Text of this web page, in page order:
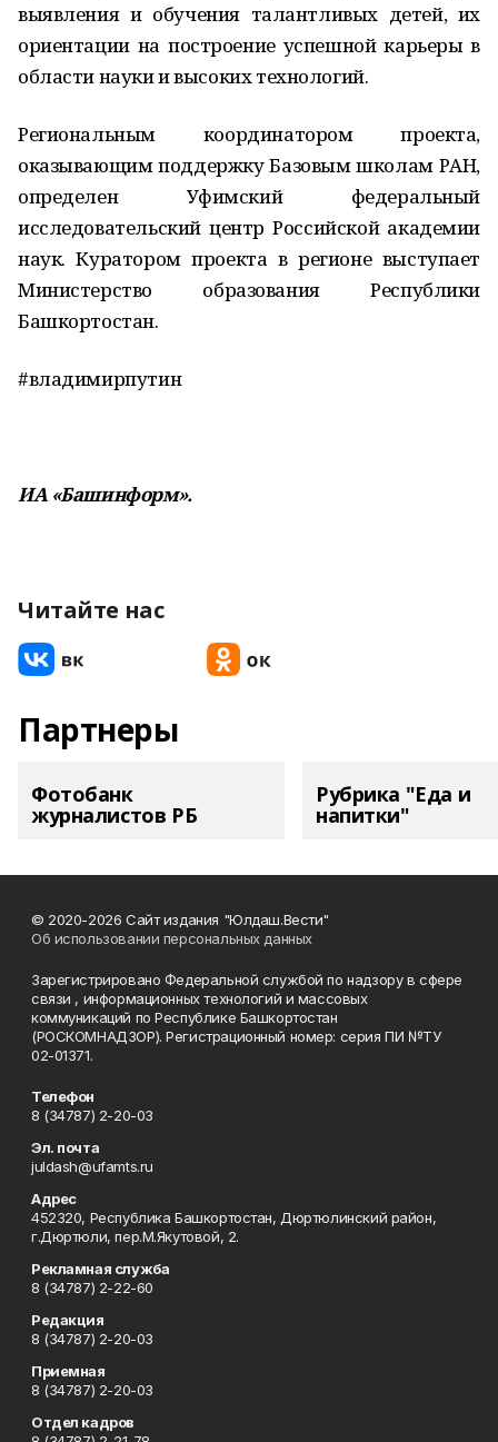
выявления и обучения талантливых детей, их
ориентации на построение успешной карьеры в
области науки и высоких технологий.
Региональным координатором проекта,
оказывающим поддержку Базовым школам РАН,
определен Уфимский федеральный
исследовательский центр Российской академии
наук. Куратором проекта в регионе выступает
Министерство образования Республики
Башкортостан.
#владимирпутин
ИА «Башинформ».
Читайте нас
Партнеры
Фотобанк
журналистов РБ
Рубрика "Еда и
напитки"
© 2020-2026 Сайт издания "Юлдаш.Вести"
Об использовании персональных данных
Зарегистрировано Федеральной службой по надзору в сфере
связи , информационных технологий и массовых
коммуникаций по Республике Башкортостан
(РОСКОМНАДЗОР). Регистрационный номер: серия ПИ №ТУ
02-01371.
Телефон
8 (34787) 2-20-03
Эл. почта
juldash@ufamts.ru
Адрес
452320, Республика Башкортостан, Дюртюлинский район,
г.Дюртюли, пер.М.Якутовой, 2.
Рекламная служба
8 (34787) 2-22-60
Редакция
8 (34787) 2-20-03
Приемная
8 (34787) 2-20-03
Отдел кадров